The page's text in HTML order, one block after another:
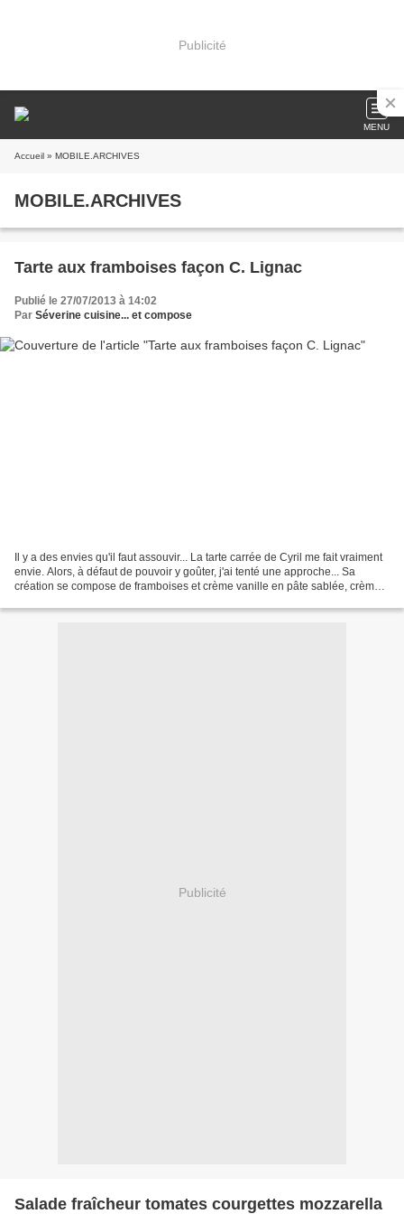
Publicité
MENU
Accueil » MOBILE.ARCHIVES
MOBILE.ARCHIVES
Tarte aux framboises façon C. Lignac
Publié le 27/07/2013 à 14:02
Par Séverine cuisine... et compose
Il y a des envies qu'il faut assouvir... La tarte carrée de Cyril me fait vraiment
envie. Alors, à défaut de pouvoir y goûter, j'ai tenté une approche... Sa
création se compose de framboises et crème vanille en pâte sablée, crème
Publicité
Salade fraîcheur tomates courgettes mozzarella